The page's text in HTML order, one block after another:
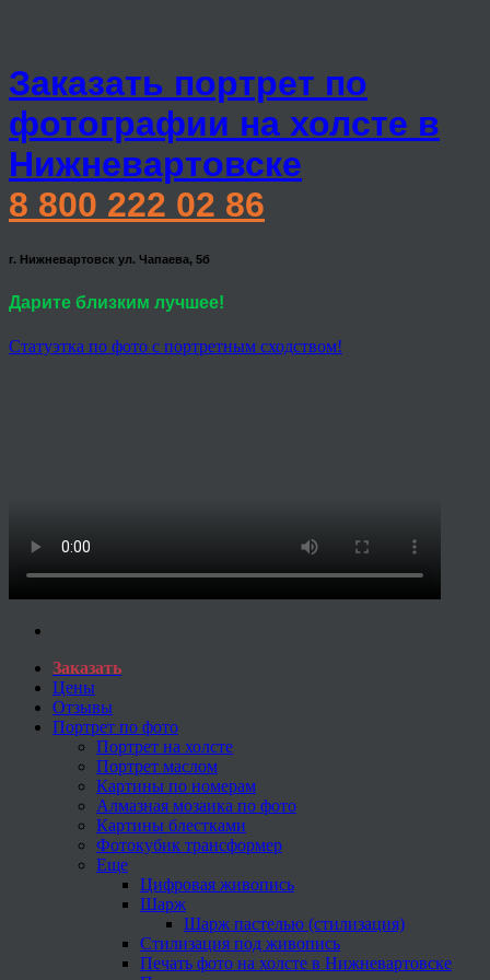
Заказать портрет по
фотографии на холсте в
Нижневартовске
8 800 222 02 86
г. Нижневартовск ул. Чапаева, 5б
Дарите близким лучшее!
Статуэтка по фото с портретным сходством!
Заказать
Цены
Отзывы
Портрет по фото
Портрет на холсте
Портрет маслом
Картины по номерам
Алмазная мозаика по фото
Картины блестками
Фотокубик трансформер
Еще
Цифровая живопись
Шарж
Шарж пастелью (стилизация)
Стилизация под живопись
Печать фото на холсте в Нижневартовске